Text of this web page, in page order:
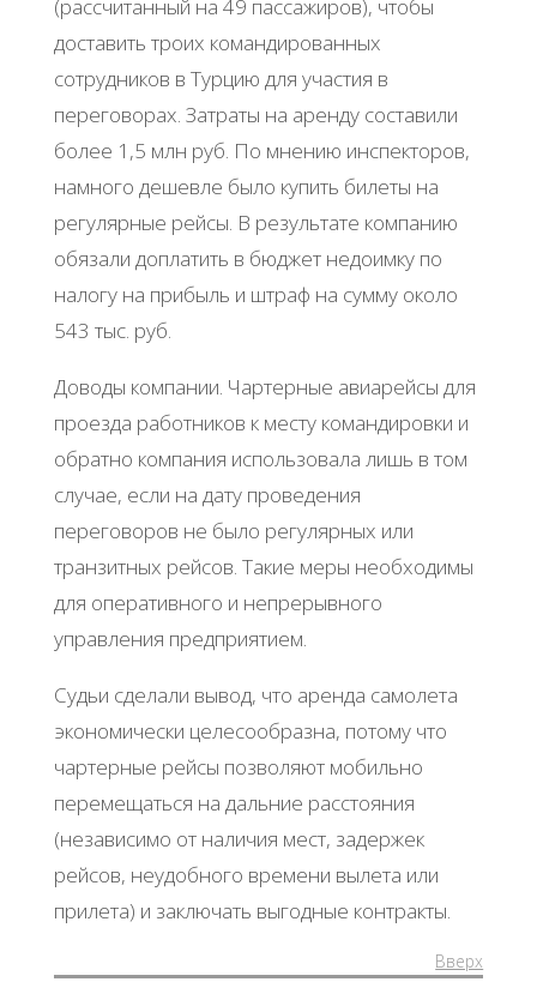
(рассчитанный на 49 пассажиров), чтобы
доставить троих командированных
сотрудников в Турцию для участия в
переговорах. Затраты на аренду составили
более 1,5 млн руб. По мнению инспекторов,
намного дешевле было купить билеты на
регулярные рейсы. В результате компанию
обязали доплатить в бюджет недоимку по
налогу на прибыль и штраф на сумму около
543 тыс. руб.
Доводы компании. Чартерные авиарейсы для
проезда работников к месту командировки и
обратно компания использовала лишь в том
случае, если на дату проведения
переговоров не было регулярных или
транзитных рейсов. Такие меры необходимы
для оперативного и непрерывного
управления предприятием.
Судьи сделали вывод, что аренда самолета
экономически целесообразна, потому что
чартерные рейсы позволяют мобильно
перемещаться на дальние расстояния
(независимо от наличия мест, задержек
рейсов, неудобного времени вылета или
прилета) и заключать выгодные контракты.
Вверх